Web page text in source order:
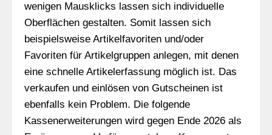
wenigen Mausklicks lassen sich individuelle
Oberflächen gestalten. Somit lassen sich
beispielsweise Artikelfavoriten und/oder
Favoriten für Artikelgruppen anlegen, mit denen
eine schnelle Artikelerfassung möglich ist. Das
verkaufen und einlösen von Gutscheinen ist
ebenfalls kein Problem. Die folgende
Kassenerweiterungen wird gegen Ende 2026 als